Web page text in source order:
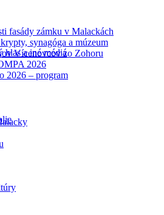
hlas a iné médiá
fasády zámku v Malackách
synagóga a múzeum
Vícenovcov zo Zohoru
2026
2026 – program